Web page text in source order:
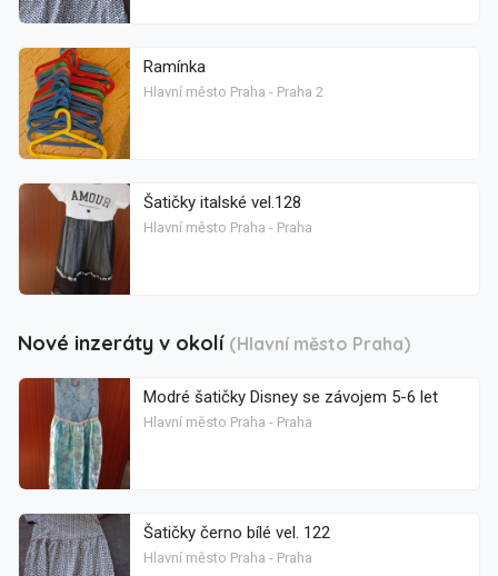
Ramínka
Hlavní město Praha - Praha 2
Šatičky italské vel.128
Hlavní město Praha - Praha
Nové inzeráty v okolí (Hlavní město Praha)
Modré šatičky Disney se závojem 5-6 let
Hlavní město Praha - Praha
Šatičky černo bílé vel. 122
Hlavní město Praha - Praha